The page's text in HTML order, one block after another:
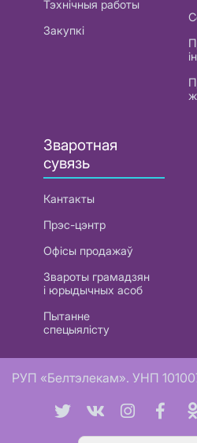
Тэхнічныя работы
Закупкі
Зваротная
сувязь
Кантакты
Прэс-цэнтр
Офісы продажаў
Звароты грамадзян
і юрыдычных асоб
Пытанне
спецыялісту
РУП «Белтэлекам». УНП